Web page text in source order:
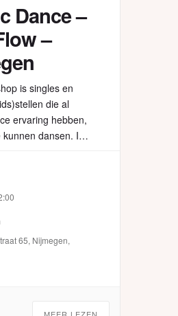
Dance –
–
is singles en
die al
ervaring hebben,
kunnen dansen. In
judomat als
we volop de
om te dansen.
65, Nijmegen,